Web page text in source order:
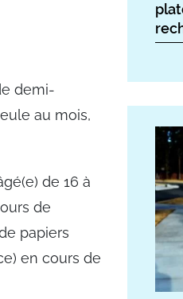
demi-
au mois,
de 16 à
de
papiers
en cours de